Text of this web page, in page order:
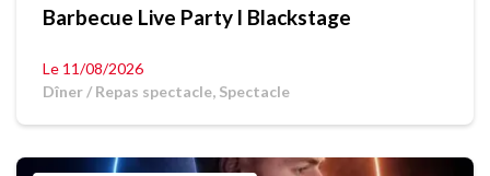
Barbecue Live Party l Blackstage
Le 11/08/2026
Dîner / Repas spectacle, Spectacle